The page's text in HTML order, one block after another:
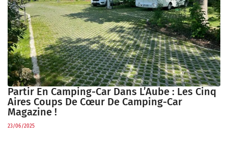
Partir En Camping-Car Dans L’Aube : Les Cinq
Aires Coups De Cœur De Camping-Car
Magazine !
23/06/2025